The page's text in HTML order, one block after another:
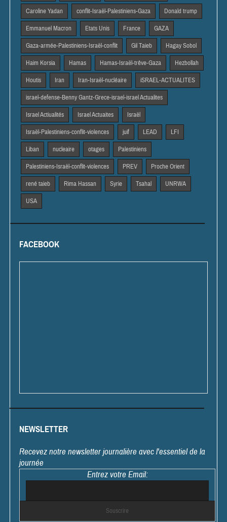
Caroline Yadan conflit-Israël-Palestiniens-Gaza Donald trump
Emmanuel Macron Etats Unis France GAZA
Gaza-armée-Palestiniens-Israël-conflit Gil Taieb Hagay Sobol
Haim Korsia Hamas Hamas-Israël-trêve-Gaza Hezbollah
Houtis Iran Iran-Israël-nucléaire iSRAEL-ACTUALITES
israel-defense-Benny Gantz-Grece-israel-israel Actualites
Israel Actiualités Israel Actuaites Israël
Israël-Palestiniens-conflit-violences juif LEAD LFI
Liban nucleaire otages Palestiniens
Palestiniens-Israël-conflit-violences PREV Proche Orient
rené taieb Rima Hassan Syrie Tsahal UNRWA
USA
FACEBOOK
NEWSLETTER
Recevez notre newsletter journalière avec l'essentiel de la
journée
Entrez votre Email: